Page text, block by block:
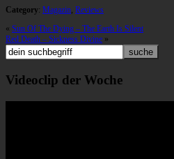
Category: Magazin, Reviews
« Sun Of The Dying – The Earth Is Silent
Red Death – Sickness Divine »
Videoclip der Woche